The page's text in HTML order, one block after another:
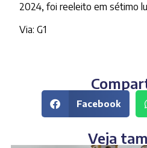
2024, foi reeleito em sétimo
Via: G1
Facebook
Veja